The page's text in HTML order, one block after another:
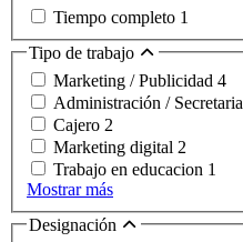
Tiempo completo 1
Tipo de trabajo
Marketing / Publicidad 4
Administración / Secretaria
Cajero 2
Marketing digital 2
Trabajo en educacion 1
Mostrar más
Designación